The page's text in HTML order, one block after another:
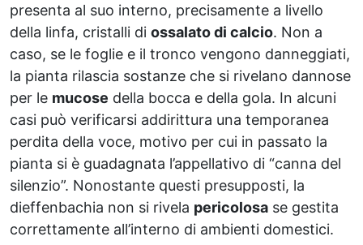
presenta al suo interno, precisamente a livello
della linfa, cristalli di ossalato di calcio. Non a
caso, se le foglie e il tronco vengono danneggiati,
la pianta rilascia sostanze che si rivelano dannose
per le mucose della bocca e della gola. In alcuni
casi può verificarsi addirittura una temporanea
perdita della voce, motivo per cui in passato la
pianta si è guadagnata l’appellativo di “canna del
silenzio”. Nonostante questi presupposti, la
dieffenbachia non si rivela pericolosa se gestita
correttamente all’interno di ambienti domestici.